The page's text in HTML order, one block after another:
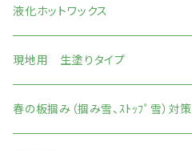
液化ホットワックス
現地用 生塗りタイプ
春の板掴み（掴み雪、ｽﾄｯﾌﾟ雪）対策